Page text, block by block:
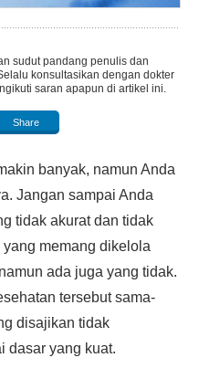
sudut pandang penulis dan
konsultasikan dengan dokter
saran apapun di artikel ini.
Share
banyak, namun Anda
Jangan sampai Anda
tidak akurat dan tidak
memang dikelola
ada juga yang tidak.
tersebut sama-
disajikan tidak
dasar yang kuat.